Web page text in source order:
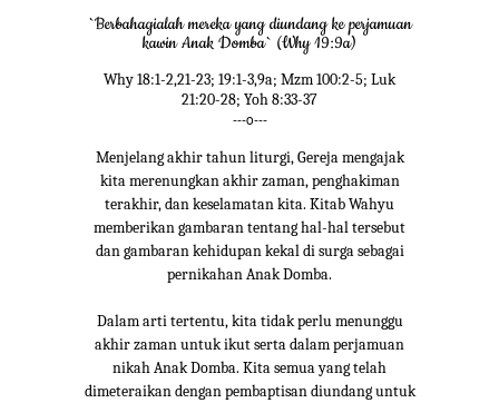
`Berbahagialah mereka yang diundang ke perjamuan
kawin Anak Domba` (Why 19:9a)
Why 18:1-2,21-23; 19:1-3,9a; Mzm 100:2-5; Luk
21:20-28; Yoh 8:33-37
---o---
Menjelang akhir tahun liturgi, Gereja mengajak
kita merenungkan akhir zaman, penghakiman
terakhir, dan keselamatan kita. Kitab Wahyu
memberikan gambaran tentang hal-hal tersebut
dan gambaran kehidupan kekal di surga sebagai
pernikahan Anak Domba.
Dalam arti tertentu, kita tidak perlu menunggu
akhir zaman untuk ikut serta dalam perjamuan
nikah Anak Domba. Kita semua yang telah
dimeteraikan dengan pembaptisan diundang untuk